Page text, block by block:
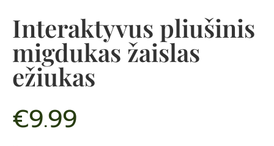
Interaktyvus pliušinis
migdukas žaislas
ežiukas
€9.99